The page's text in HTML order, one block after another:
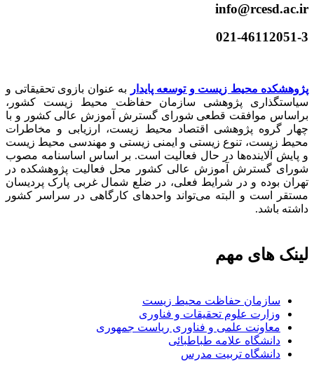
info@rcesd.ac.ir​
021-46112051-3
پژوهشکده محیط زیست و توسعه پایدار
به عنوان بازوی تحقیقاتی و
سیاستگذاری پژوهشی سازمان حفاظت محیط زیست کشور،
براساس موافقت قطعی شورای گسترش آموزش عالی کشور و با
چهار گروه پژوهشی اقتصاد محیط زیست، ارزیابی و مخاطرات
محیط زیست، تنوع زیستی و ایمنی زیستی و مهندسی محیط زیست
و پایش آلاینده‌ها در حال فعالیت است. بر اساس اساسنامه مصوب
شورای گسترش آموزش عالی کشور محل فعالیت پژوهشکده در
تهران بوده و در شرایط فعلی، در ضلع شمال غربی پارک پردیسان
مستقر است و البته می‌تواند واحدهای کارگاهی در سراسر کشور
داشته باشد.
لینک های مهم
سازمان حفاظت محیط زیست
وزارت علوم تحقیقات و فناوری
معاونت علمی و فناوری ریاست جمهوری
دانشگاه علامه طباطبائی
دانشگاه تربیت مدرس